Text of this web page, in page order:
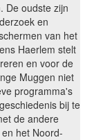
De oudste zijn
en
van het
Haerlem stelt
en voor de
Muggen niet
programma's
bij te
de andere
het Noord-